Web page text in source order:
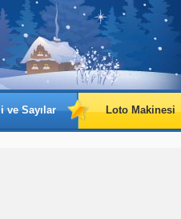
ve Sayılar Loto Makinesi